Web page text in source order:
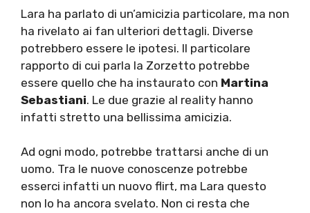
Lara ha parlato di un’amicizia particolare, ma non
ha rivelato ai fan ulteriori dettagli. Diverse
potrebbero essere le ipotesi. Il particolare
rapporto di cui parla la Zorzetto potrebbe
essere quello che ha instaurato con Martina
Sebastiani. Le due grazie al reality hanno
infatti stretto una bellissima amicizia.
Ad ogni modo, potrebbe trattarsi anche di un
uomo. Tra le nuove conoscenze potrebbe
esserci infatti un nuovo flirt, ma Lara questo
non lo ha ancora svelato. Non ci resta che